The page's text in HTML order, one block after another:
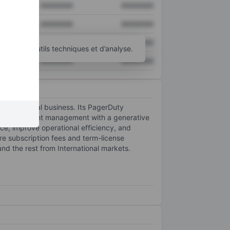
XXXXXXX XXXXXXX
d’autres outils techniques et d’analyse.
digital business. Its PagerDuty
incident management with a generative
improve operational efficiency, and
subscription fees and term-license
the rest from International markets.